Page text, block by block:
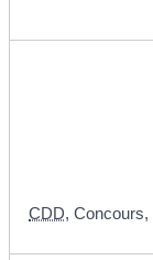
CDD, Concours,